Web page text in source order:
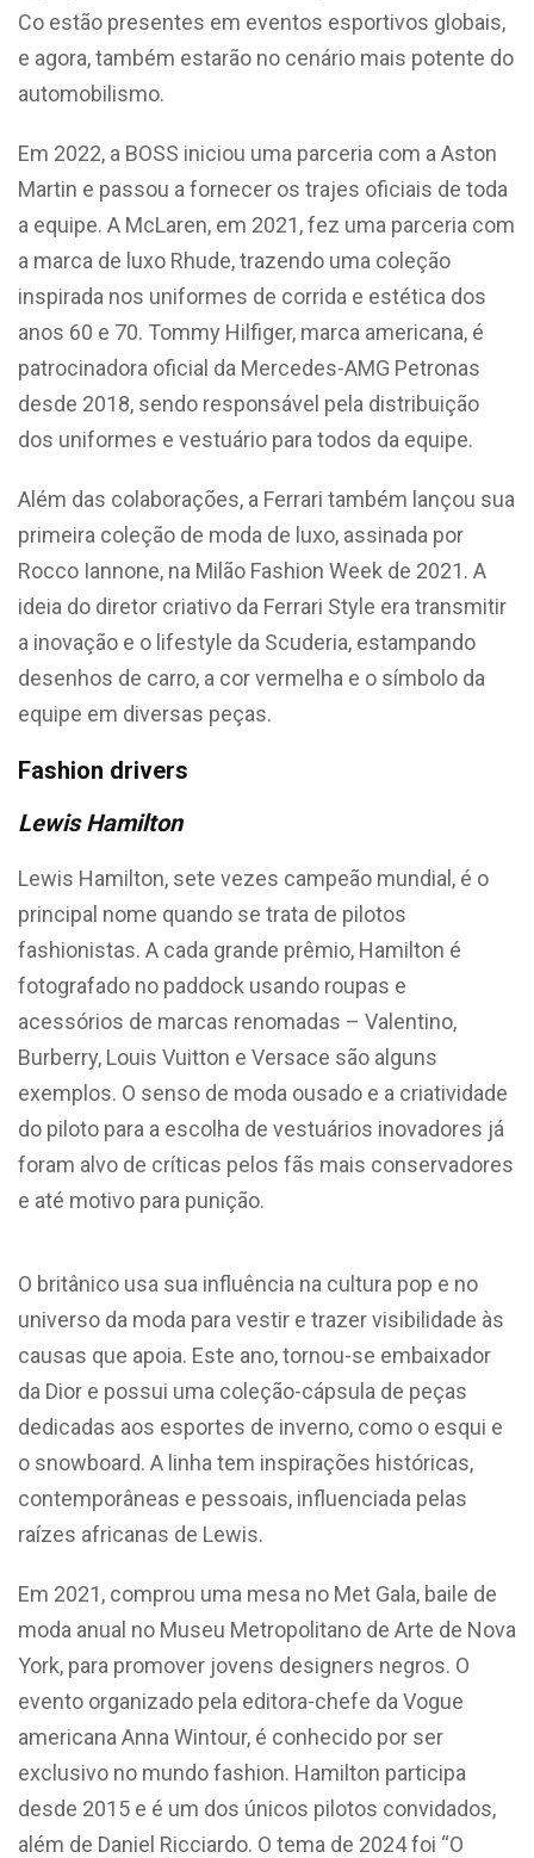
Co estão presentes em eventos esportivos globais,
e agora, também estarão no cenário mais potente do
automobilismo.
Em 2022, a BOSS iniciou uma parceria com a Aston
Martin e passou a fornecer os trajes oficiais de toda
a equipe. A McLaren, em 2021, fez uma parceria com
a marca de luxo Rhude, trazendo uma coleção
inspirada nos uniformes de corrida e estética dos
anos 60 e 70. Tommy Hilfiger, marca americana, é
patrocinadora oficial da Mercedes-AMG Petronas
desde 2018, sendo responsável pela distribuição
dos uniformes e vestuário para todos da equipe.
Além das colaborações, a Ferrari também lançou sua
primeira coleção de moda de luxo, assinada por
Rocco Iannone, na Milão Fashion Week de 2021. A
ideia do diretor criativo da Ferrari Style era transmitir
a inovação e o lifestyle da Scuderia, estampando
desenhos de carro, a cor vermelha e o símbolo da
equipe em diversas peças.
Fashion drivers
Lewis Hamilton
Lewis Hamilton, sete vezes campeão mundial, é o
principal nome quando se trata de pilotos
fashionistas. A cada grande prêmio, Hamilton é
fotografado no paddock usando roupas e
acessórios de marcas renomadas – Valentino,
Burberry, Louis Vuitton e Versace são alguns
exemplos. O senso de moda ousado e a criatividade
do piloto para a escolha de vestuários inovadores já
foram alvo de críticas pelos fãs mais conservadores
e até motivo para punição.
O britânico usa sua influência na cultura pop e no
universo da moda para vestir e trazer visibilidade às
causas que apoia. Este ano, tornou-se embaixador
da Dior e possui uma coleção-cápsula de peças
dedicadas aos esportes de inverno, como o esqui e
o snowboard. A linha tem inspirações históricas,
contemporâneas e pessoais, influenciada pelas
raízes africanas de Lewis.
Em 2021, comprou uma mesa no Met Gala, baile de
moda anual no Museu Metropolitano de Arte de Nova
York, para promover jovens designers negros. O
evento organizado pela editora-chefe da Vogue
americana Anna Wintour, é conhecido por ser
exclusivo no mundo fashion. Hamilton participa
desde 2015 e é um dos únicos pilotos convidados,
além de Daniel Ricciardo. O tema de 2024 foi “O